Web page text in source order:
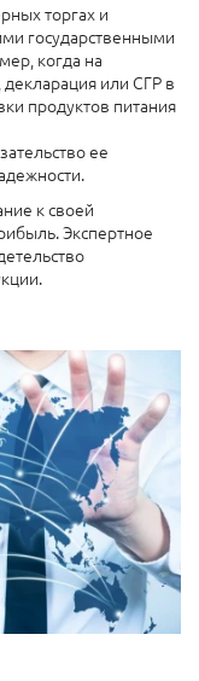
торгах и
государственными
когда на
или СГР в
продуктов питания
ее
к своей
Экспертное